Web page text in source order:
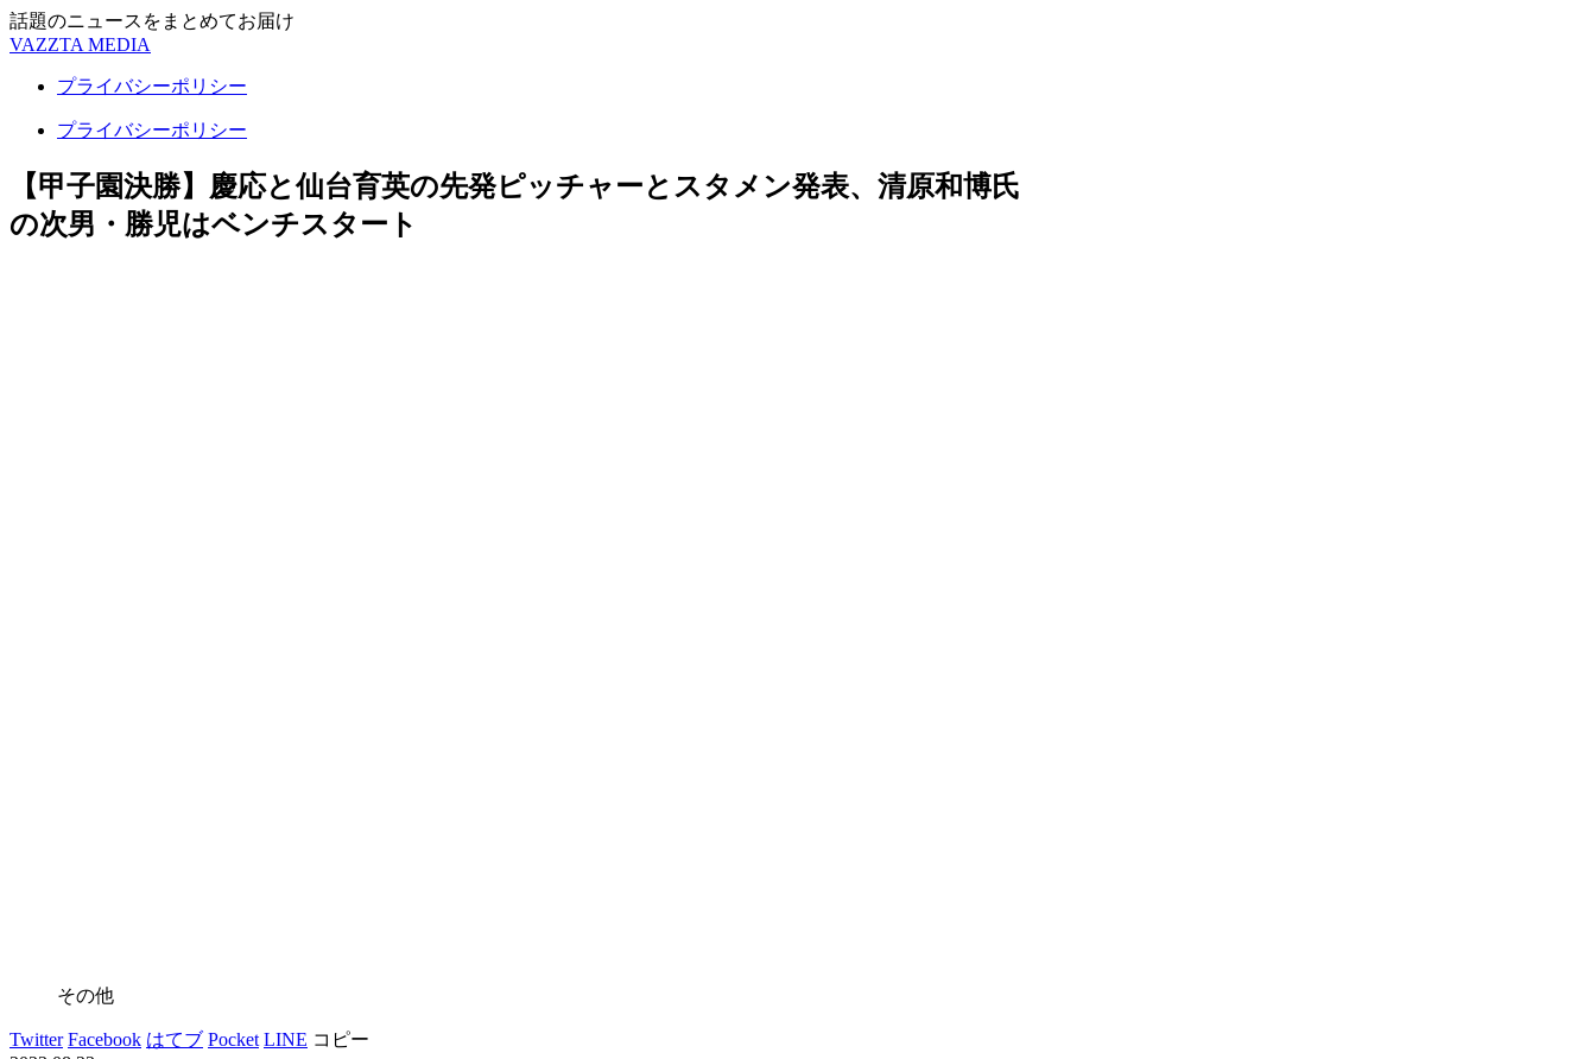
話題のニュースをまとめてお届け
VAZZTA MEDIA
プライバシーポリシー
プライバシーポリシー
【甲子園決勝】慶応と仙台育英の先発ピッチャーとスタメン発表、清原和博氏
の次男・勝児はベンチスタート
その他
Twitter Facebook はてブ Pocket LINE コピー